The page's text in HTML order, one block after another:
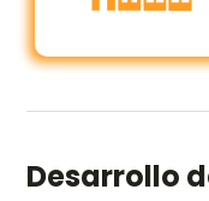
Desarrollo